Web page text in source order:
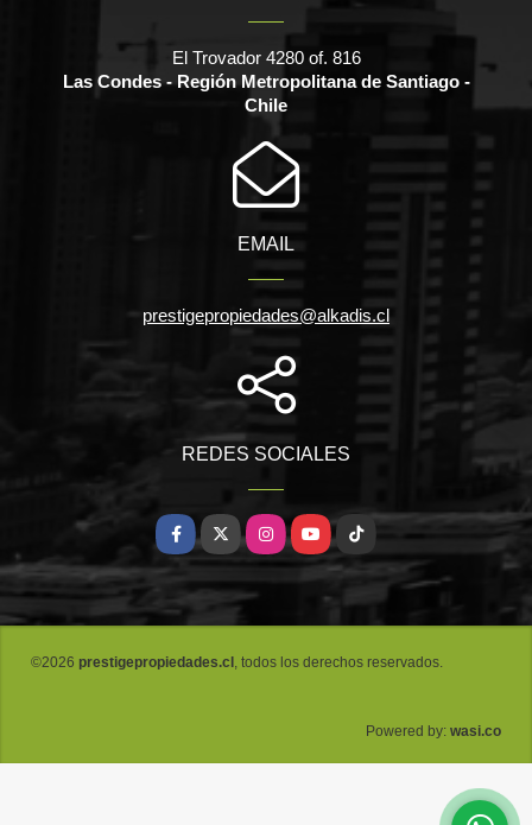
El Trovador 4280 of. 816
Las Condes - Región Metropolitana de Santiago -
Chile
EMAIL
prestigepropiedades@alkadis.cl
REDES SOCIALES
Facebook
X InstagramYouTubeTikTok
©2026 prestigepropiedades.cl , todos los derechos reservados.
Powered by: wasi.co